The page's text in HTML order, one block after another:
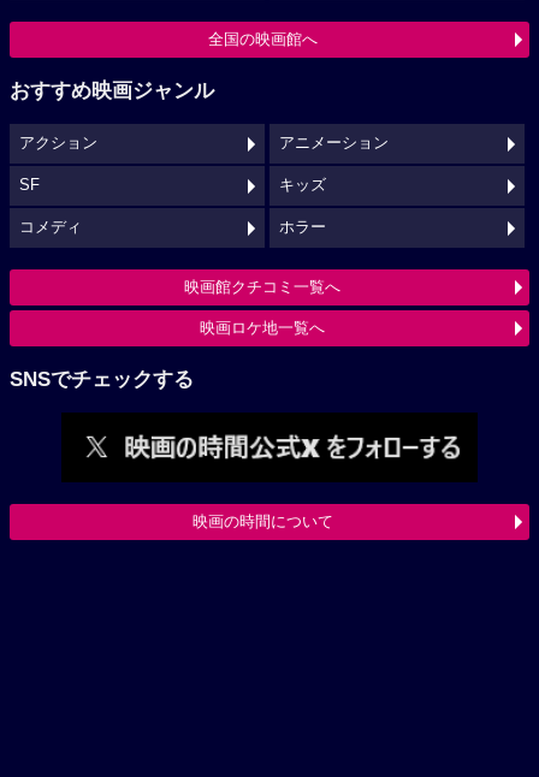
全国の映画館へ
おすすめ映画ジャンル
アクション アニメーション
SF キッズ
コメディ ホラー
映画館クチコミ一覧へ
映画ロケ地一覧へ
SNSでチェックする
映画の時間について